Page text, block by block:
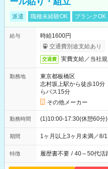
派遣 職種未経験OK ブランクOK
給与
時給1600円
交通費別途支給あり
交通費 実費支給／当社規
勤務地
東京都板橋区
志村坂上駅から徒歩10分
らバス15分
その他メーカー
勤務時間 (1)10:00-17:30(休憩60分)
期間 1ヶ月以上3ヶ月未満／8/
特徴 履歴書不要 / 40～50代活